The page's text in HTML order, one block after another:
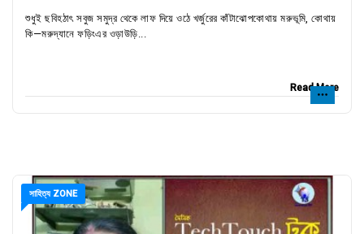
শুধুই ছবিহঠাৎ সবুজ সমুদ্র থেকে লাফ দিয়ে ওঠে খর্জুরের কাঁটাঝোপকোথায় মরুভূমি, কোথায়
কি—মরুদ্যানে ফড়িংএর ওড়াউড়ি...
Read More
সাহিত্য ZONE